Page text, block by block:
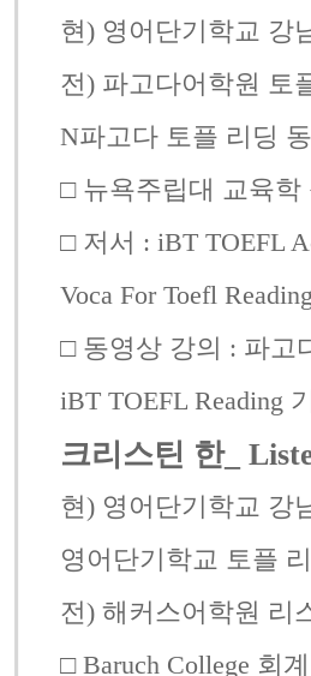
현) 영어단기학교 강
전) 파고다어학원 토
N파고다 토플 리딩
□ 뉴욕주립대 교육학
□ 저서 : iBT TOEFL
Voca For Toefl
□ 동영상 강의 : 파고
iBT TOEFL Reading
크리스틴 한_
현) 영어단기학교 강
영어단기학교 토플
전) 해커스어학원 리
□ Baruch College 회